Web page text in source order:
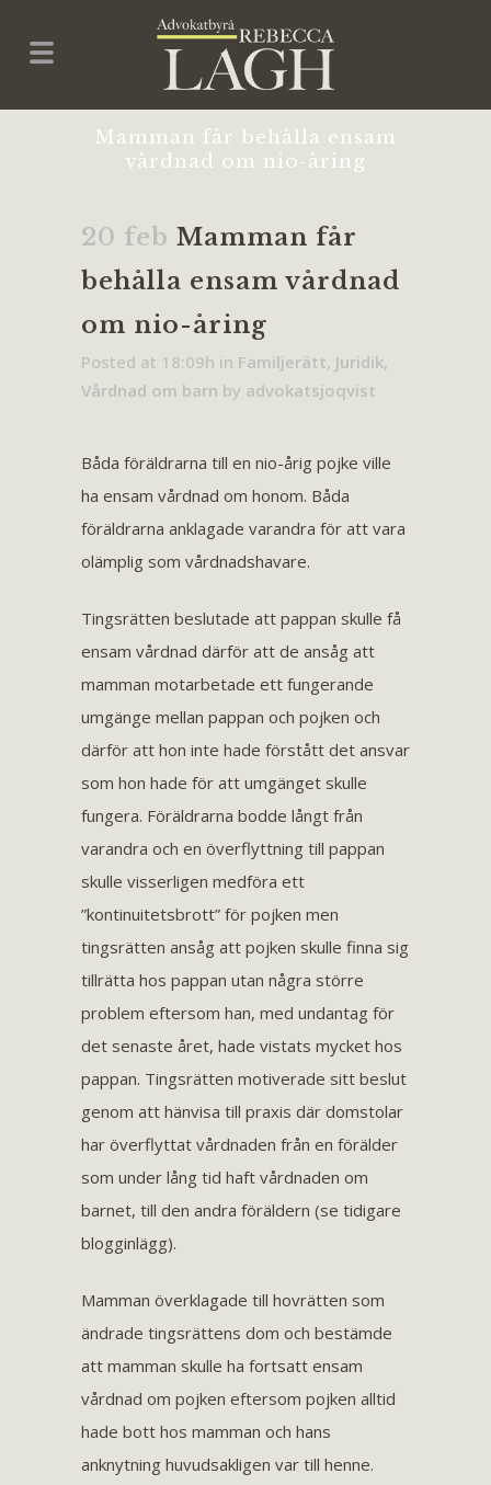
Mamman får behålla ensam
vårdnad om nio-åring
20 feb Mamman får
behålla ensam vårdnad
om nio-åring
Posted at 18:09h in Familjerätt, Juridik,
Vårdnad om barn by advokatsjoqvist
Båda föräldrarna till en nio-årig pojke ville
ha ensam vårdnad om honom. Båda
föräldrarna anklagade varandra för att vara
olämplig som vårdnadshavare.
Tingsrätten beslutade att pappan skulle få
ensam vårdnad därför att de ansåg att
mamman motarbetade ett fungerande
umgänge mellan pappan och pojken och
därför att hon inte hade förstått det ansvar
som hon hade för att umgänget skulle
fungera. Föräldrarna bodde långt från
varandra och en överflyttning till pappan
skulle visserligen medföra ett
”kontinuitetsbrott” för pojken men
tingsrätten ansåg att pojken skulle finna sig
tillrätta hos pappan utan några större
problem eftersom han, med undantag för
det senaste året, hade vistats mycket hos
pappan. Tingsrätten motiverade sitt beslut
genom att hänvisa till praxis där domstolar
har överflyttat vårdnaden från en förälder
som under lång tid haft vårdnaden om
barnet, till den andra föräldern (se tidigare
blogginlägg).
Mamman överklagade till hovrätten som
ändrade tingsrättens dom och bestämde
att mamman skulle ha fortsatt ensam
vårdnad om pojken eftersom pojken alltid
hade bott hos mamman och hans
anknytning huvudsakligen var till henne.